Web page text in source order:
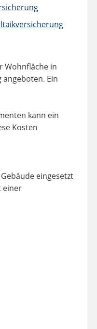
Wohnfläche in
Ein
kann ein
Kosten
eingesetzt
einer